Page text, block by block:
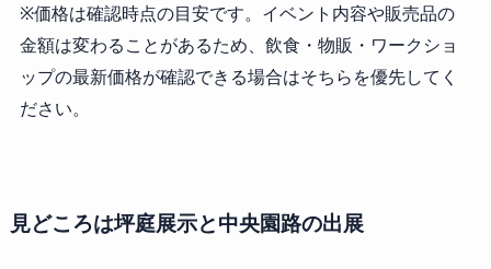
※価格は確認時点の目安です。イベント内容や販売品の
金額は変わることがあるため、飲食・物販・ワークショ
ップの最新価格が確認できる場合はそちらを優先してく
ださい。
見どころは坪庭展示と中央園路の出展